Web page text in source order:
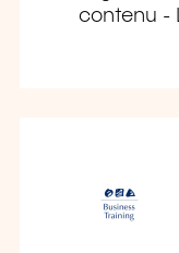
contenu -